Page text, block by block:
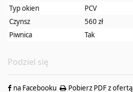
Typ okien
PCV
Czynsz
560 zł
Piwnica
Tak
Podziel się
na Facebooku Pobierz PDF z ofertą